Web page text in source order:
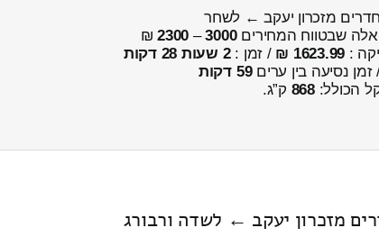
מזכרון יעקב ← לשחר
שבטווח המחירים3000
–
2300
₪
:
1623.99 ₪ / זמן :2 שעות 28 דקות
נסיעה בין ערים59 דקות
הכולל:868 ק”ג.